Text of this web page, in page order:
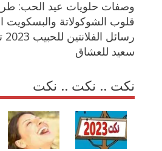
وصفات حلويات عيد الحب:
قلوب الشوكولاتة
سعيد للعشاق
نكت .. نكت .. نكت